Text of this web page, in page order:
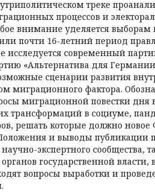
треке
процессов и
внимание уделяется выборам
почти 16-летний период
исследуется современный
«Альтернатива для
сценарии развития
миграционного фактора.
миграционной повестки дня
трансформаций в социуме,
решать которые должно новое
и выводы публикации
экспертного сообщества,
государственной власти,
вопросы выработки и